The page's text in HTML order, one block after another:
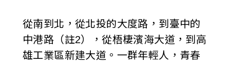
從南到北，從北投的大度路，到臺中的
中港路（註2），從梧棲濱海大道，到高
雄工業區新建大道。一群年輕人，青春